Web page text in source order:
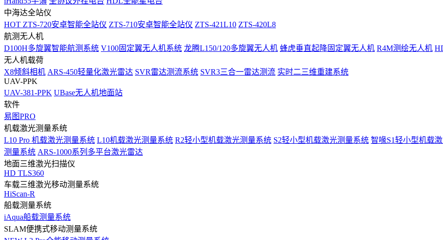
中海达全站仪
HOT ZTS-720安卓智能全站仪 ZTS-710安卓智能全站仪 ZTS-421L10 ZTS-420L8
航测无人机
D100H多旋翼智能航测系统 V100固定翼无人机系统 龙腾L150/120多旋翼无人机 蜂虎垂直起降固定翼无人机 R4M测绘无人机
无人机载荷
X8倾斜相机 ARS-450轻量化激光雷达 SVR雷达测流系统 SVR3三合一雷达测流 实时二三维重建系统
UAV-PPK
UAV-381-PPK UBase无人机地面站
软件
易图PRO
机载激光测量系统
L10 Pro 机载激光测量系统 L10机载激光测量系统 R2轻小型机载激光测量系统 S2轻小型机载激光测量系统 智喙S1轻小型机载
测量系统 ARS-1000系列多平台激光雷达
地面三维激光扫描仪
HD TLS360
车载三维激光移动测量系统
HiScan-R
船载测量系统
iAqua船载测量系统
SLAM便携式移动测量系统